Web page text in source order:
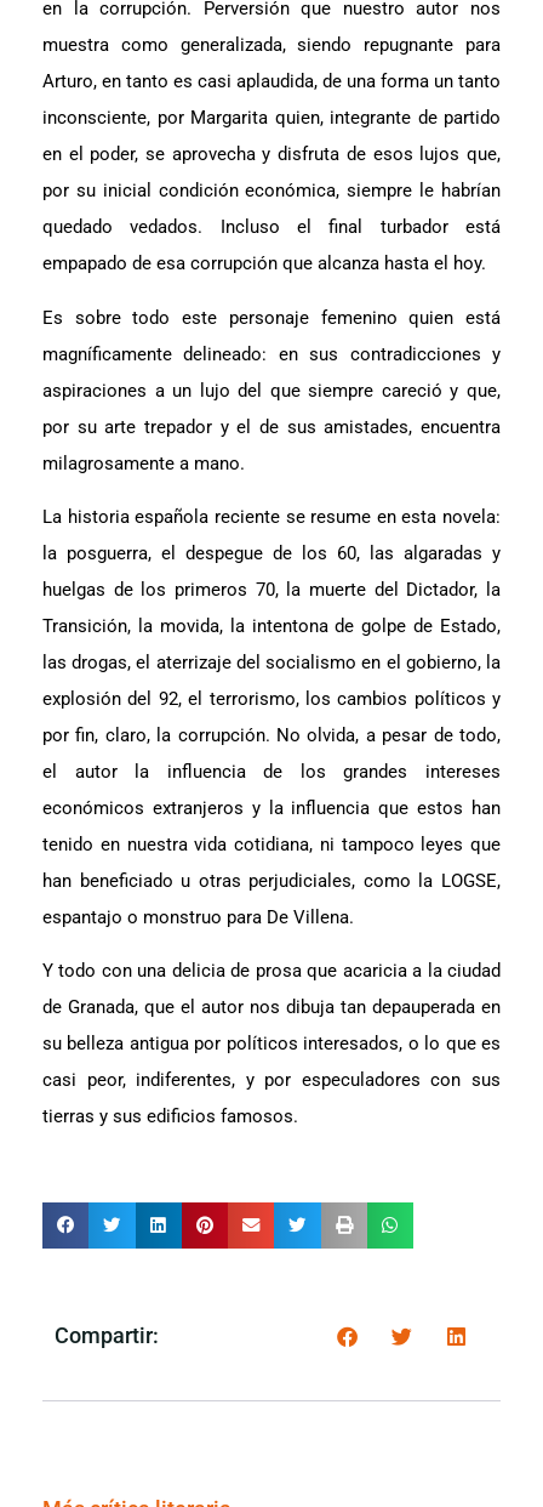
en la corrupción. Perversión que nuestro autor nos
muestra como generalizada, siendo repugnante para
Arturo, en tanto es casi aplaudida, de una forma un tanto
inconsciente, por Margarita quien, integrante de partido
en el poder, se aprovecha y disfruta de esos lujos que,
por su inicial condición económica, siempre le habrían
quedado vedados. Incluso el final turbador está
empapado de esa corrupción que alcanza hasta el hoy.
Es sobre todo este personaje femenino quien está
magníficamente delineado: en sus contradicciones y
aspiraciones a un lujo del que siempre careció y que,
por su arte trepador y el de sus amistades, encuentra
milagrosamente a mano.
La historia española reciente se resume en esta novela:
la posguerra, el despegue de los 60, las algaradas y
huelgas de los primeros 70, la muerte del Dictador, la
Transición, la movida, la intentona de golpe de Estado,
las drogas, el aterrizaje del socialismo en el gobierno, la
explosión del 92, el terrorismo, los cambios políticos y
por fin, claro, la corrupción. No olvida, a pesar de todo,
el autor la influencia de los grandes intereses
económicos extranjeros y la influencia que estos han
tenido en nuestra vida cotidiana, ni tampoco leyes que
han beneficiado u otras perjudiciales, como la LOGSE,
espantajo o monstruo para De Villena.
Y todo con una delicia de prosa que acaricia a la ciudad
de Granada, que el autor nos dibuja tan depauperada en
su belleza antigua por políticos interesados, o lo que es
casi peor, indiferentes, y por especuladores con sus
tierras y sus edificios famosos.
Compartir: